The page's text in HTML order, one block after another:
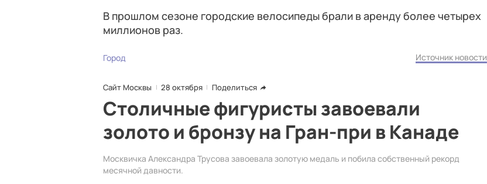
В прошлом сезоне городские велосипеды брали в аренду более четырех
миллионов раз.
Город Источник новости
Сайт Москвы 28 октября Поделиться
Столичные фигуристы завоевали
золото и бронзу на Гран-при в Канаде
Москвичка Александра Трусова завоевала золотую медаль и побила собственный рекорд
месячной давности.